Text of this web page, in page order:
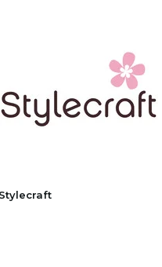
Stylecraft